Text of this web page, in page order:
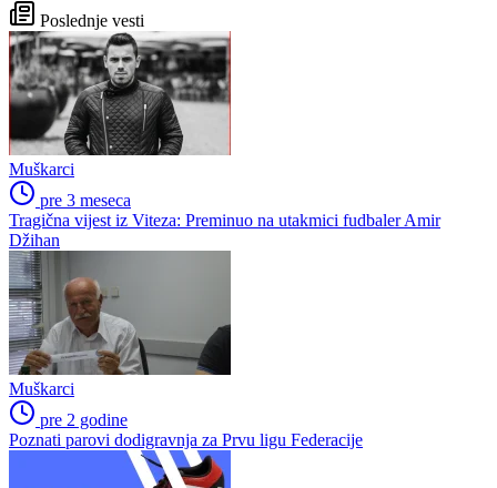
Poslednje vesti
Muškarci
pre 3 meseca
Tragična vijest iz Viteza: Preminuo na utakmici fudbaler Amir
Džihan
Muškarci
pre 2 godine
Poznati parovi dodigravnja za Prvu ligu Federacije